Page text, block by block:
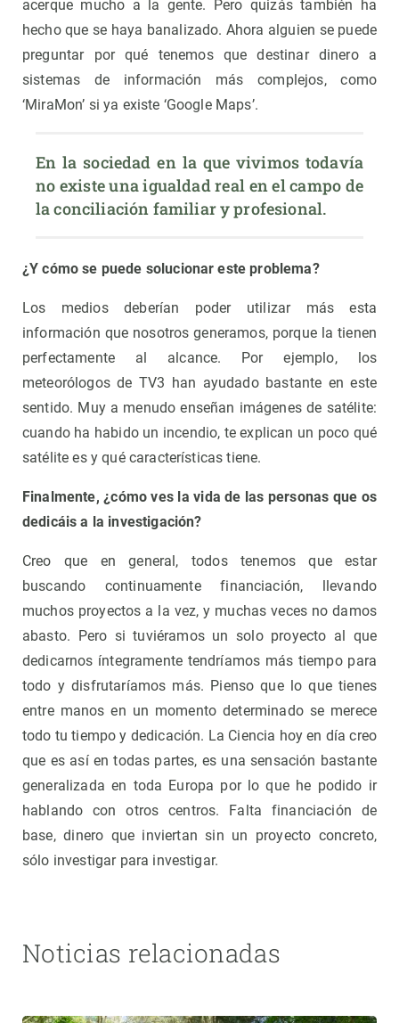
acerque mucho a la gente. Pero quizás también ha
hecho que se haya banalizado. Ahora alguien se puede
preguntar por qué tenemos que destinar dinero a
sistemas de información más complejos, como
‘MiraMon’ si ya existe ‘Google Maps’.
En la sociedad en la que vivimos todavía
no existe una igualdad real en el campo de
la conciliación familiar y profesional.
¿Y cómo se puede solucionar este problema?
Los medios deberían poder utilizar más esta
información que nosotros generamos, porque la tienen
perfectamente al alcance. Por ejemplo, los
meteorólogos de TV3 han ayudado bastante en este
sentido. Muy a menudo enseñan imágenes de satélite:
cuando ha habido un incendio, te explican un poco qué
satélite es y qué características tiene.
Finalmente, ¿cómo ves la vida de las personas que os
dedicáis a la investigación?
Creo que en general, todos tenemos que estar
buscando continuamente financiación, llevando
muchos proyectos a la vez, y muchas veces no damos
abasto. Pero si tuviéramos un solo proyecto al que
dedicarnos íntegramente tendríamos más tiempo para
todo y disfrutaríamos más. Pienso que lo que tienes
entre manos en un momento determinado se merece
todo tu tiempo y dedicación. La Ciencia hoy en día creo
que es así en todas partes, es una sensación bastante
generalizada en toda Europa por lo que he podido ir
hablando con otros centros. Falta financiación de
base, dinero que inviertan sin un proyecto concreto,
sólo investigar para investigar.
Noticias relacionadas